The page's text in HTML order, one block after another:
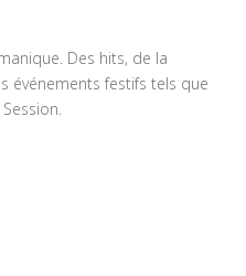
Des hits, de la
événements festifs tels que